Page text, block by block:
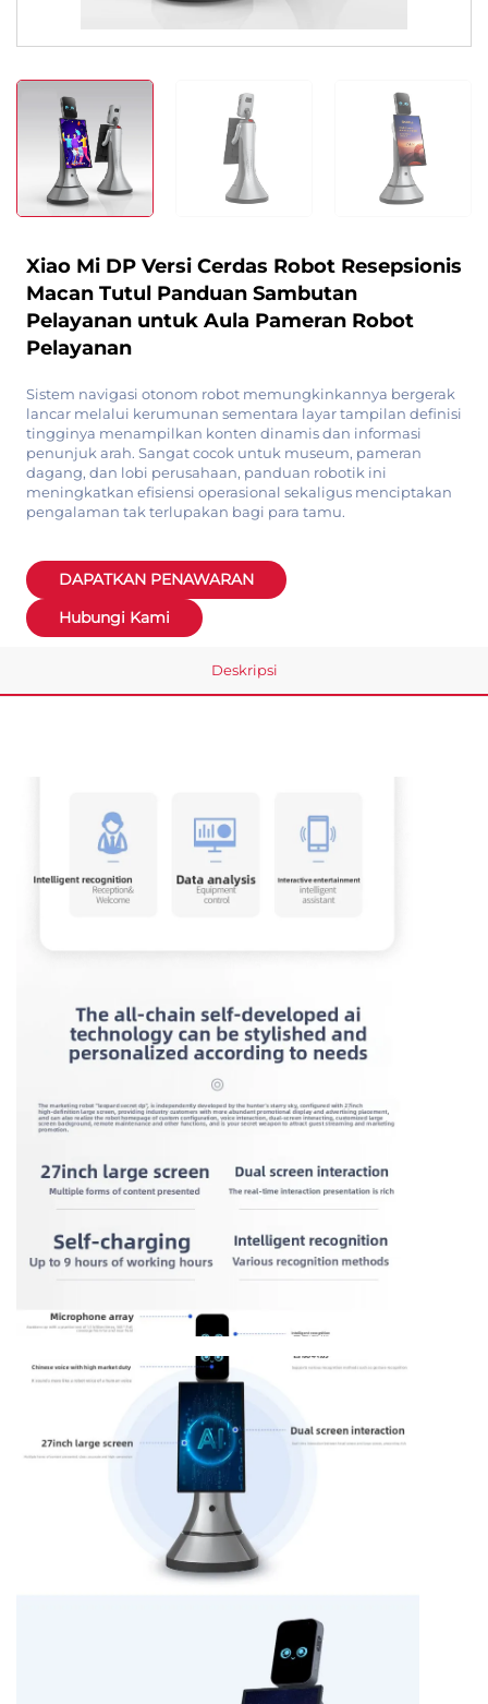
Xiao Mi DP Versi Cerdas Robot Resepsionis
Macan Tutul Panduan Sambutan
Pelayanan untuk Aula Pameran Robot
Pelayanan
Sistem navigasi otonom robot memungkinkannya bergerak
lancar melalui kerumunan sementara layar tampilan definisi
tingginya menampilkan konten dinamis dan informasi
penunjuk arah. Sangat cocok untuk museum, pameran
dagang, dan lobi perusahaan, panduan robotik ini
meningkatkan efisiensi operasional sekaligus menciptakan
pengalaman tak terlupakan bagi para tamu.
DAPATKAN PENAWARAN
Hubungi Kami
Deskripsi